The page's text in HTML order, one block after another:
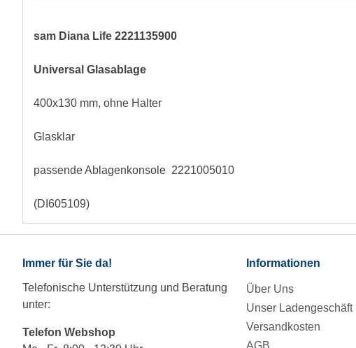
sam Diana Life 2221135900
Universal Glasablage
400x130 mm, ohne Halter
Glasklar
passende Ablagenkonsole 2221005010
(DI605109)
Immer für Sie da!
Telefonische Unterstützung und Beratung
unter:
Telefon Webshop
Informationen
Über Uns
Unser Ladengeschäft
Versandkosten